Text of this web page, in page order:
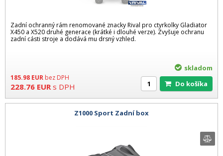
Zadní ochranný rám renomované znacky Rival pro ctyrkolky Gladiator
X450 a X520 druhé generace (krátké i dlouhé verze). Zvyšuje ochranu
zadní cásti stroje a dodává mu drsný vzhled.
185.98 EUR bez DPH
228.76 EUR s DPH
skladom
Do košíka
Z1000 Sport Zadní box